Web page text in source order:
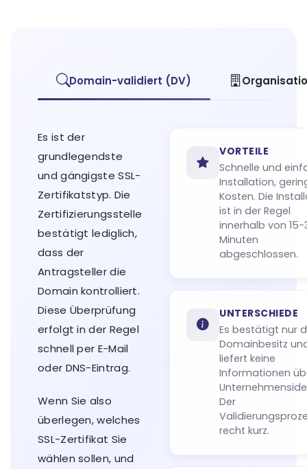
Domain-validiert (DV)
Es ist der
grundlegendste
und gängigste SSL-
Zertifikatstyp. Die
Zertifizierungsstelle
bestätigt lediglich,
dass der
Antragsteller die
Domain kontrolliert.
Diese Überprüfung
erfolgt in der Regel
schnell per E-Mail
oder DNS-Eintrag.
Wenn Sie also
überlegen, welches
SSL-Zertifikat Sie
wählen sollen, und
VORTEILE
Schnelle und
Installation,
Kosten. Die
ist in der Regel
innerhalb von 15-
Minuten
abgeschlossen.
UNTERSCHIEDE
Es bestätigt nur
Domainbesitz
liefert keine
Informationen
Der
recht kurz.